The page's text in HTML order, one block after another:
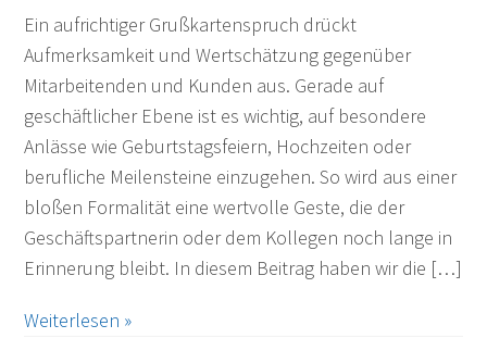
Ein aufrichtiger Grußkartenspruch drückt
Aufmerksamkeit und Wertschätzung gegenüber
Mitarbeitenden und Kunden aus. Gerade auf
geschäftlicher Ebene ist es wichtig, auf besondere
Anlässe wie Geburtstagsfeiern, Hochzeiten oder
berufliche Meilensteine einzugehen. So wird aus einer
bloßen Formalität eine wertvolle Geste, die der
Geschäftspartnerin oder dem Kollegen noch lange in
Erinnerung bleibt. In diesem Beitrag haben wir die […]
Weiterlesen »